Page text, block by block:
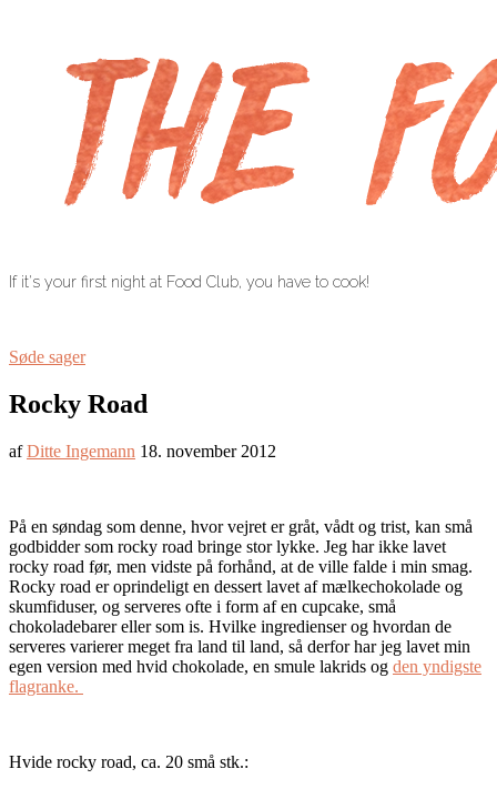
If it's your first night at Food Club, you have to cook!
Søde sager
Rocky Road
afDitte Ingemann 18. november 2012
På en søndag som denne, hvor vejret er gråt, vådt og trist, kan små
godbidder som rocky road bringe stor lykke. Jeg har ikke lavet
rocky road før, men vidste på forhånd, at de ville falde i min smag.
Rocky road er oprindeligt en dessert lavet af mælkechokolade og
skumfiduser, og serveres ofte i form af en cupcake, små
chokoladebarer eller som is. Hvilke ingredienser og hvordan de
serveres varierer meget fra land til land, så derfor har jeg lavet min
egen version med hvid chokolade, en smule lakrids og den yndigste
flagranke.
Hvide rocky road, ca. 20 små stk.: